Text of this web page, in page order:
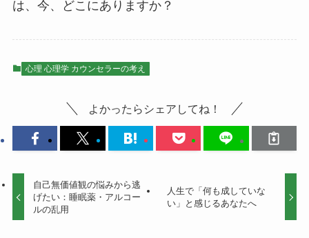
は、今、どこにありますか？
心理 心理学 カウンセラーの考え
よかったらシェアしてね！
自己無価値観の悩みから逃
げたい：睡眠薬・アルコー
ルの乱用
人生で「何も成していな
い」と感じるあなたへ